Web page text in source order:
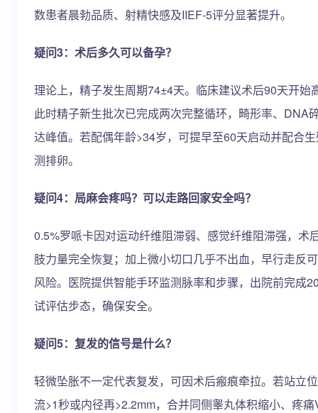
数患者晨勃品质、射精快感及IIEF-5评分显著提升。
疑问3：术后多久可以备孕？
理论上，精子发生周期74±4天。临床建议术后90天开始
此时精子新生批次已完成两次完整循环，畸形率、DNA
达峰值。若配偶年龄>34岁，可提早至60天启动并配合
测排卵。
疑问4：局麻会疼吗？可以走路回家安全吗？
0.5%罗哌卡因对运动纤维阻滞弱、感觉纤维阻滞强，术
肢力量完全恢复；加上微小切口几乎不出血，早行走反
风险。医院提供智能手环监测脉率和步骤，出院前完成
试评估步态，确保安全。
疑问5：复发的信号是什么？
轻微坠胀不一定代表复发，可因术后瘢痕牵拉。若站立
流>1秒或内径再>2.2mm，合并同侧睾丸体积缩小、疼痛